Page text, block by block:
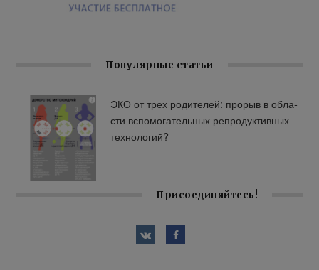
Популярные статьи
ЭКО от трех ро­ди­те­лей: про­рыв в об­ла­
сти вспо­мо­га­тель­ных ре­про­дук­тив­ных
тех­но­ло­гий?
Присоединяйтесь!